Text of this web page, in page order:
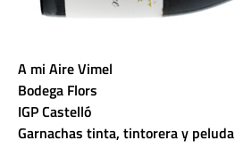
A mi Aire Vimel
Bodega Flors
IGP Castelló
Garnachas tinta, tintorera y peluda